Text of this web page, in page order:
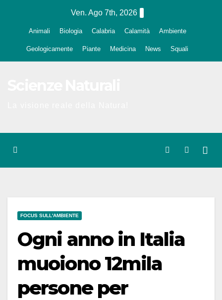
Ven. Ago 7th, 2026
Animali Biologia Calabria Calamità Ambiente
Geologicamente Piante Medicina News Squali
FOCUS SULL'AMBIENTE
Ogni anno in Italia
muoiono 12mila
persone per